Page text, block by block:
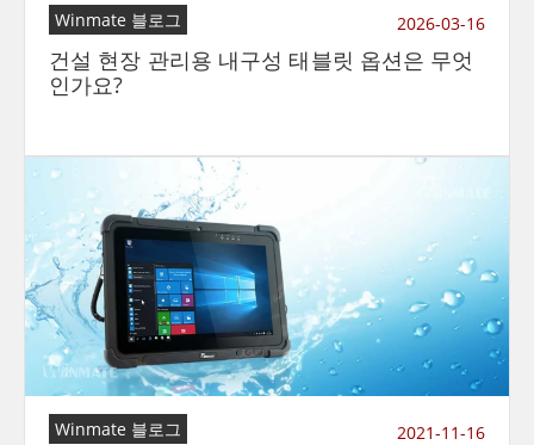
Winmate 블로그 2026-03-16
건설 현장 관리용 내구성 태블릿 옵션은 무엇
인가요?
Winmate 블로그 2021-11-16